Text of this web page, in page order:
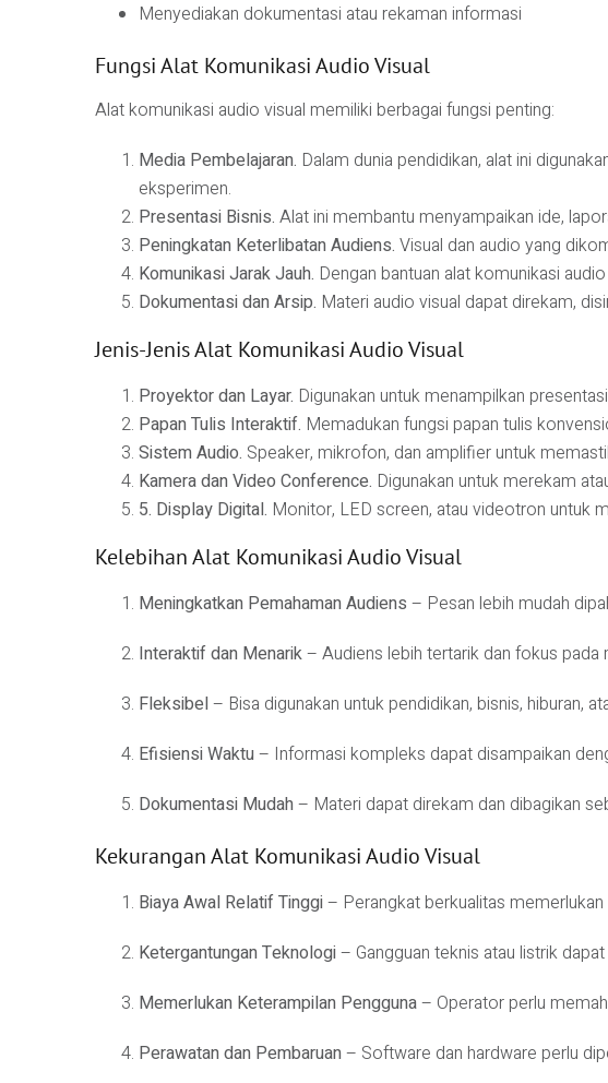
Menyediakan dokumentasi atau rekaman informasi
Fungsi Alat Komunikasi Audio Visual
Alat komunikasi audio visual memiliki berbagai fungsi penting:
Media Pembelajaran. Dalam dunia pendidikan, alat ini
eksperimen.
Presentasi Bisnis. Alat ini membantu menyampaikan ide,
Peningkatan Keterlibatan Audiens. Visual dan audio yang
Komunikasi Jarak Jauh. Dengan bantuan alat komunikasi
Dokumentasi dan Arsip. Materi audio visual dapat direkam,
Jenis-Jenis Alat Komunikasi Audio Visual
Proyektor dan Layar. Digunakan untuk menampilkan
Papan Tulis Interaktif. Memadukan fungsi papan tulis
Sistem Audio. Speaker, mikrofon, dan amplifier untuk
Kamera dan Video Conference. Digunakan untuk merekam
5. Display Digital. Monitor, LED screen, atau videotron untuk
Kelebihan Alat Komunikasi Audio Visual
Meningkatkan Pemahaman Audiens – Pesan lebih mudah
Interaktif dan Menarik– Audiens lebih tertarik dan fokus pada
Fleksibel– Bisa digunakan untuk pendidikan, bisnis, hiburan,
Efisiensi Waktu– Informasi kompleks dapat disampaikan
Dokumentasi Mudah– Materi dapat direkam dan dibagikan
Kekurangan Alat Komunikasi Audio Visual
Biaya Awal Relatif Tinggi– Perangkat berkualitas
Ketergantungan Teknologi– Gangguan teknis atau listrik
Memerlukan Keterampilan Pengguna– Operator perlu
Perawatan dan Pembaruan– Software dan hardware perlu